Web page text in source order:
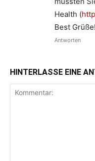
Health (
Best Grüße!
Antworten
HINTERLASSE EINE